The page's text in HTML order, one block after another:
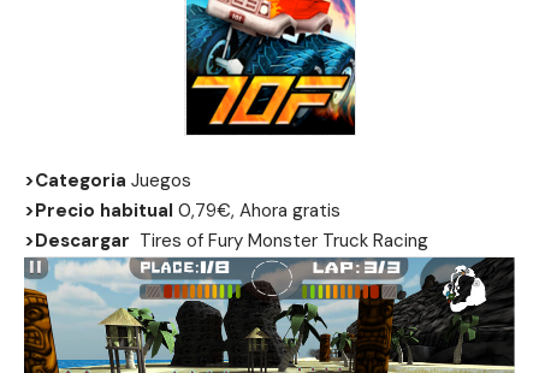
>Categoria Juegos
>Precio habitual 0,79€, Ahora gratis
>Descargar Tires of Fury Monster Truck Racing